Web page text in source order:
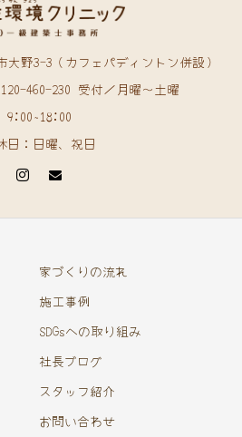
野3-3（カフェパディントン併設）
460-230 受付／月曜〜土曜
9:00~18:00
日：日曜、祝日
家づくりの流れ
施工事例
SDGsへの取り組み
社長ブログ
スタッフ紹介
お問い合わせ